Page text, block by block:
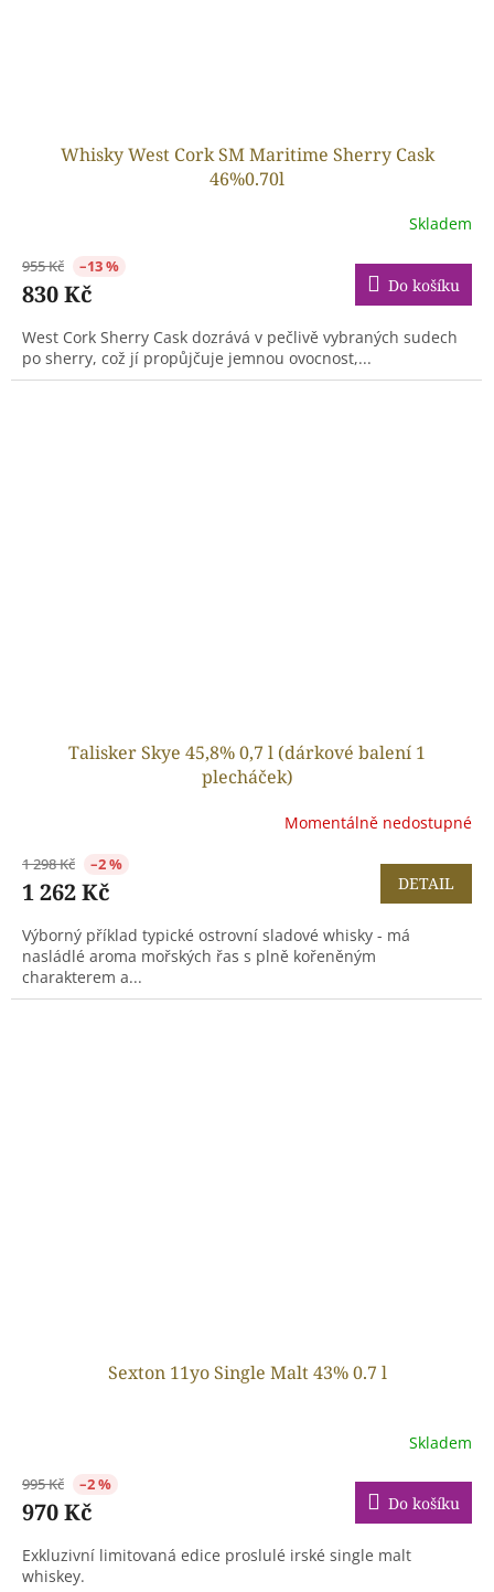
Whisky West Cork SM Maritime Sherry Cask
46%0.70l
Skladem
955 Kč –13 %
830 Kč Do košíku
West Cork Sherry Cask dozrává v pečlivě vybraných sudech
po sherry, což jí propůjčuje jemnou ovocnost,...
Talisker Skye 45,8% 0,7 l (dárkové balení 1
plecháček)
Momentálně nedostupné
1 298 Kč –2 %
1 262 Kč DETAIL
Výborný příklad typické ostrovní sladové whisky - má
nasládlé aroma mořských řas s plně kořeněným
charakterem a...
Sexton 11yo Single Malt 43% 0.7 l
Skladem
995 Kč –2 %
970 Kč Do košíku
Exkluzivní limitovaná edice proslulé irské single malt
whiskey.